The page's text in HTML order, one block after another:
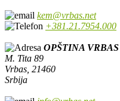
kem@vrbas.net
+381.21.7954.000
OPŠTINA VRBAS
M. Tita 89
Vrbas, 21460
Srbija